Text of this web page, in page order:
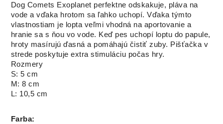
Dog Comets Exoplanet perfektne odskakuje, pláva na
vode a vďaka hrotom sa ľahko uchopí. Vďaka týmto
vlastnostiam je lopta veľmi vhodná na aportovanie a
hranie sa s ňou vo vode. Keď pes uchopí loptu do papule,
hroty masírujú ďasná a pomáhajú čistiť zuby. Pišťačka v
strede poskytuje extra stimuláciu počas hry.
Rozmery
S: 5 cm
M: 8 cm
L: 10,5 cm
Farba: